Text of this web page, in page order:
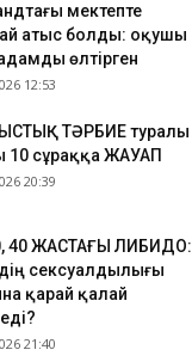
мектепте
атыс болды: оқушы
өлтірген
12:53
ТӘРБИЕ туралы
10 сұраққа ЖАУАП
20:39
40 ЖАСТАҒЫ ЛИБИДО:
сексуалдылығы
қарай қалай
21:40